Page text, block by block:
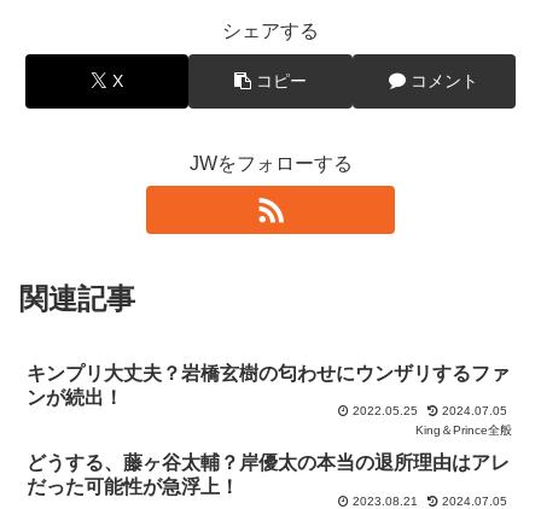
シェアする
X コピー コメント
JWをフォローする
関連記事
キンプリ大丈夫？岩橋玄樹の匂わせにウンザリするファ
ンが続出！
2022.05.25
2024.07.05
King＆Prince全般
どうする、藤ヶ谷太輔？岸優太の本当の退所理由はアレ
だった可能性が急浮上！
2023.08.21
2024.07.05